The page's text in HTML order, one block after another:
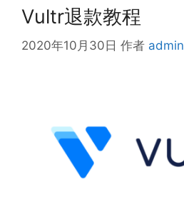
Vultr退款教程
2020年10月30日 作者 admin